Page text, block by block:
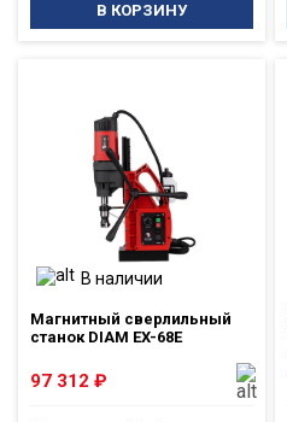
В КОРЗИНУ
В наличии
Магнитный сверлильный
станок DIAM EX-68E
97 312 ₽